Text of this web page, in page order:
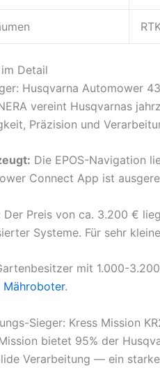
Detail
Husqvarna Automower
vereint Husqvarnas
Präzision und
Die EPOS-Navigation
Connect App ist
Der Preis von ca. 3.200 €
Systeme. Für sehr
mit 1.000-
Mähroboter.
Sieger: Kress Mission
bietet 95% der
Verarbeitung — ein